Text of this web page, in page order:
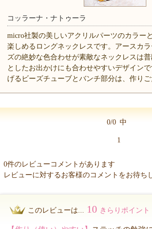
コッラーナ・ナトゥーラ
micro社製の美しいアクリルパーツのカラー
楽しめるロングネックレスです。アースカ
ズの絶妙な色合わせが素敵なネックレスは
としたお出かけにも合わせやすいデザイン
げるビーズチューブとバンチ部分は、作り
0/0 中
1
0件のレビューコメントがあります
レビューに対するお客様のコメントをお待ち
このレビューは... 10 きらりポイント